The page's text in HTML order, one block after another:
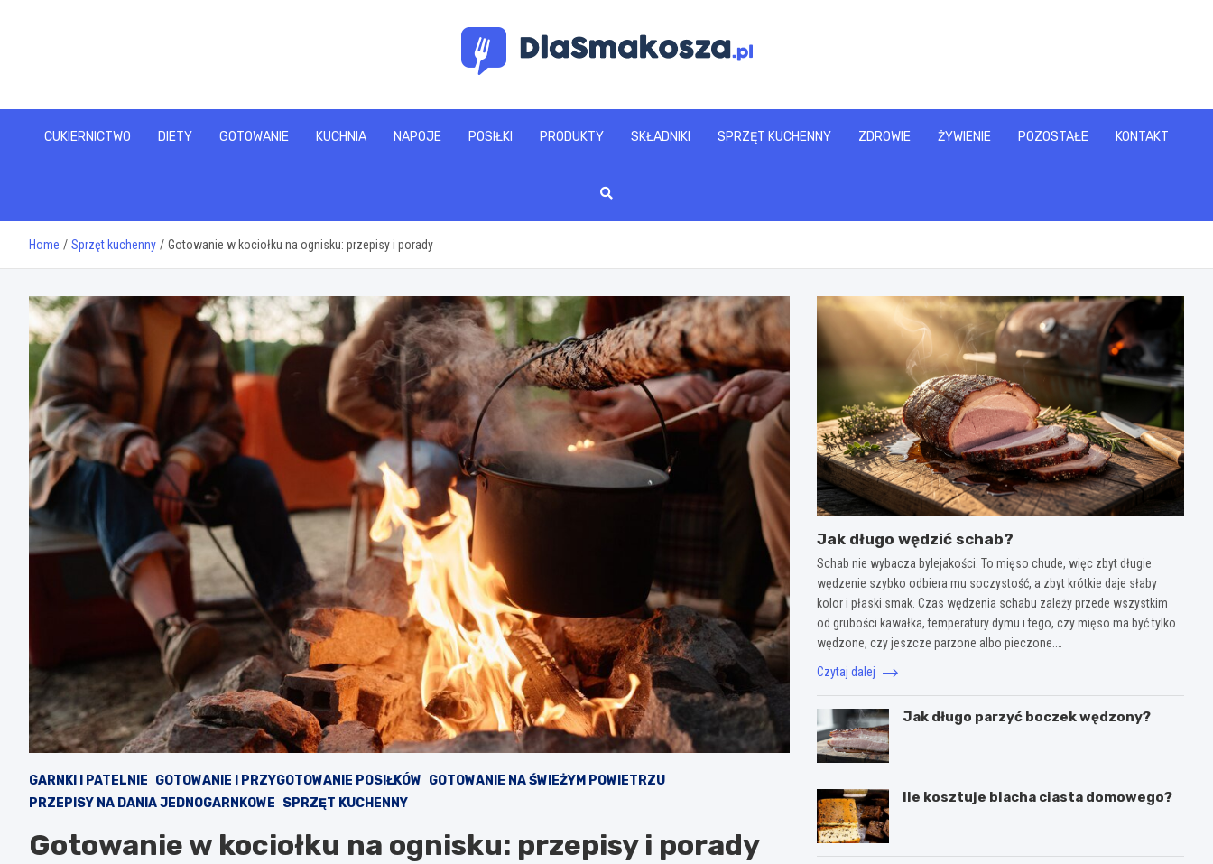
www.dlasmakosza.pl
CUKIERNICTWO DIETY GOTOWANIE KUCHNIA NAPOJE POSIŁKI PRODUKTY SKŁADNIKI SPRZĘT KUCHENNY ZDROWIE ŻYWIENIE POZOSTAŁE KONTAKT
Home Sprzęt kuchenny Gotowanie w kociołku na ognisku: przepisy i porady
GARNKI I PATELNIE GOTOWANIE I PRZYGOTOWANIE POSIŁKÓW GOTOWANIE NA ŚWIEŻYM POWIETRZU
PRZEPISY NA DANIA JEDNOGARNKOWE SPRZĘT KUCHENNY
Gotowanie w kociołku na ognisku: przepisy i porady
Jak długo wędzić schab?
Schab nie wybacza bylejakości. To mięso chude, więc zbyt długie
wędzenie szybko odbiera mu soczystość, a zbyt krótkie daje słaby
kolor i płaski smak. Czas wędzenia schabu zależy przede wszystkim
od grubości kawałka, temperatury dymu i tego, czy mięso ma być tylko
wędzone, czy jeszcze parzone albo pieczone.…
Czytaj dalej
Jak długo parzyć boczek wędzony?
Ile kosztuje blacha ciasta domowego?